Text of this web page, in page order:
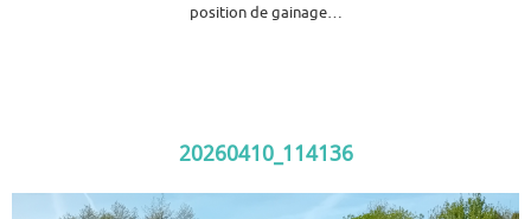
position de gainage…
20260410_114136